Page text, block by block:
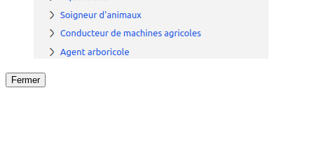
Fermer